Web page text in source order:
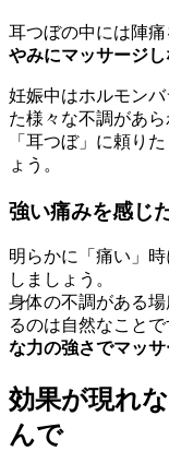
耳つぼの中には陣痛
やみにマッサージ
妊娠中はホルモン
た様々な不調があ
「耳つぼ」に頼り
ょう。
強い痛みを感じ
明らかに「痛い」
しましょう。
身体の不調がある
るのは自然なことで
な力の強さでマッ
効果が現れ
んで